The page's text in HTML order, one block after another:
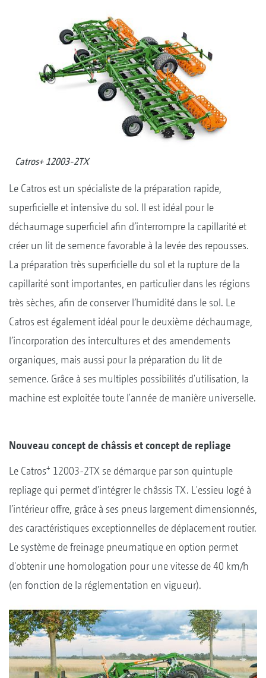
Catros+ 12003-2TX
Le Catros est un spécialiste de la préparation rapide,
superficielle et intensive du sol. Il est idéal pour le
déchaumage superficiel afin d’interrompre la capillarité et
créer un lit de semence favorable à la levée des repousses.
La préparation très superficielle du sol et la rupture de la
capillarité sont importantes, en particulier dans les régions
très sèches, afin de conserver l’humidité dans le sol. Le
Catros est également idéal pour le deuxième déchaumage,
l’incorporation des intercultures et des amendements
organiques, mais aussi pour la préparation du lit de
semence. Grâce à ses multiples possibilités d'utilisation, la
machine est exploitée toute l'année de manière universelle.
Nouveau concept de châssis et concept de repliage
Le Catros+ 12003-2TX se démarque par son quintuple
repliage qui permet d’intégrer le châssis TX. L'essieu logé à
l’intérieur offre, grâce à ses pneus largement dimensionnés,
des caractéristiques exceptionnelles de déplacement routier.
Le système de freinage pneumatique en option permet
d'obtenir une homologation pour une vitesse de 40 km/h
(en fonction de la réglementation en vigueur).